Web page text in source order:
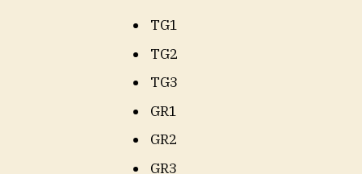
TG1
TG2
TG3
GR1
GR2
GR3